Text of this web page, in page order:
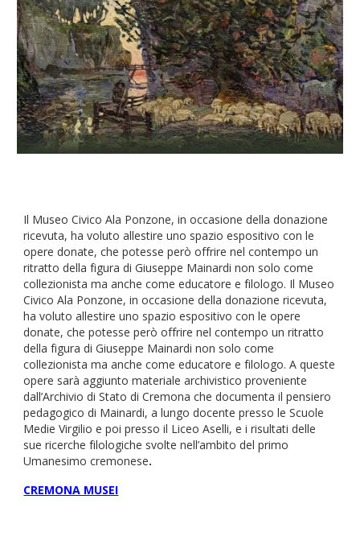
Il Museo Civico Ala Ponzone, in occasione della donazione
ricevuta, ha voluto allestire uno spazio espositivo con le
opere donate, che potesse però offrire nel contempo un
ritratto della figura di Giuseppe Mainardi non solo come
collezionista ma anche come educatore e filologo. Il Museo
Civico Ala Ponzone, in occasione della donazione ricevuta,
ha voluto allestire uno spazio espositivo con le opere
donate, che potesse però offrire nel contempo un ritratto
della figura di Giuseppe Mainardi non solo come
collezionista ma anche come educatore e filologo. A queste
opere sarà aggiunto materiale archivistico proveniente
dall’Archivio di Stato di Cremona che documenta il pensiero
pedagogico di Mainardi, a lungo docente presso le Scuole
Medie Virgilio e poi presso il Liceo Aselli, e i risultati delle
sue ricerche filologiche svolte nell’ambito del primo
Umanesimo cremonese.
CREMONA MUSEI